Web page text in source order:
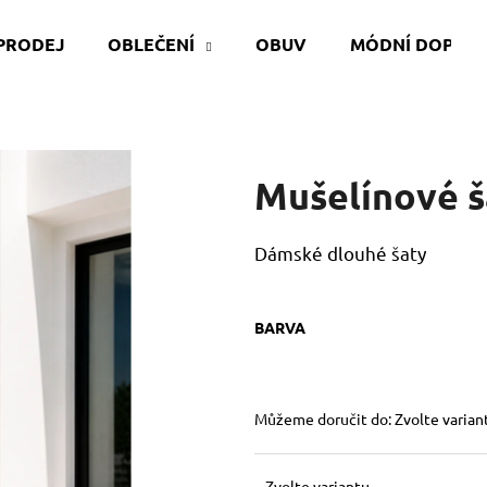
OBLEČENÍ OBUV MÓDNÍ
Mušelínové
Dámské dlouhé šaty
BARVA
Můžeme doručit do:Zvolte
HLEDAT